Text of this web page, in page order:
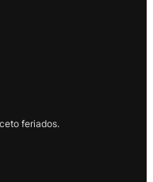
feriados.